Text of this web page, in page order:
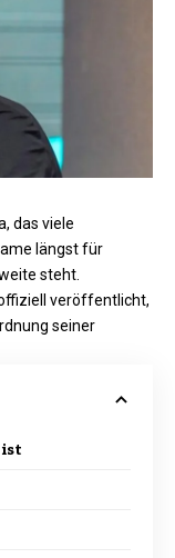
das viele
längst für
steht.
veröffentlicht,
seiner
ist